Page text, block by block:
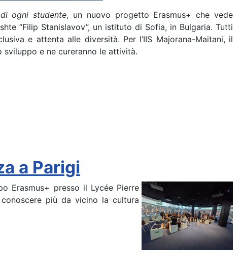
ogni studente, un nuovo progetto Erasmus+ che vede
“Filip Stanislavov”, un istituto di Sofia, in Bulgaria. Tutti
e attenta alle diversità. Per l’IIS Majorana-Maitani, il
e ne cureranno le attività.
a Parigi
Erasmus+ presso il Lycée Pierre
più da vicino la cultura